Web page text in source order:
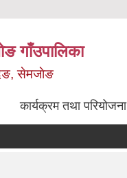
गाँउपालिका
सेमजाेङ
कार्यक्रम तथा परियोजना